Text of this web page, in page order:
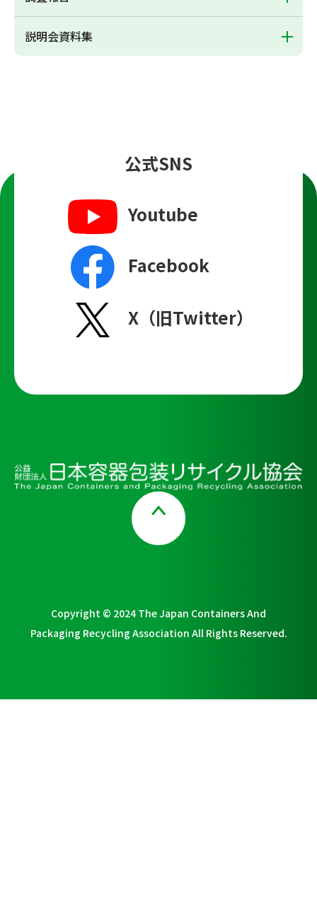
説明会資料集
公式SNS
Youtube
Facebook
X（旧Twitter）
Copyright © 2024 The Japan Containers And
Packaging Recycling Association All Rights Reserved.